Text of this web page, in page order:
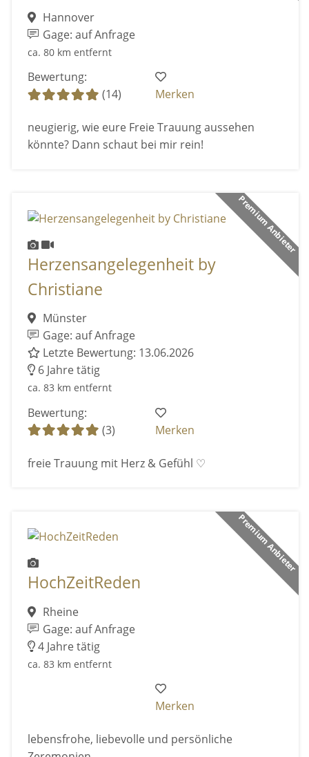
Hannover
Gage: auf Anfrage
ca. 80 km entfernt
Bewertung:
(14)
Merken
neugierig, wie eure Freie Trauung aussehen
könnte? Dann schaut bei mir rein!
Premium Anbieter
Herzensangelegenheit by
Christiane
Münster
Gage: auf Anfrage
Letzte Bewertung: 13.06.2026
6 Jahre tätig
ca. 83 km entfernt
Bewertung:
(3)
Merken
freie Trauung mit Herz & Gefühl ♡
Premium Anbieter
HochZeitReden
Rheine
Gage: auf Anfrage
4 Jahre tätig
ca. 83 km entfernt
Merken
lebensfrohe, liebevolle und persönliche